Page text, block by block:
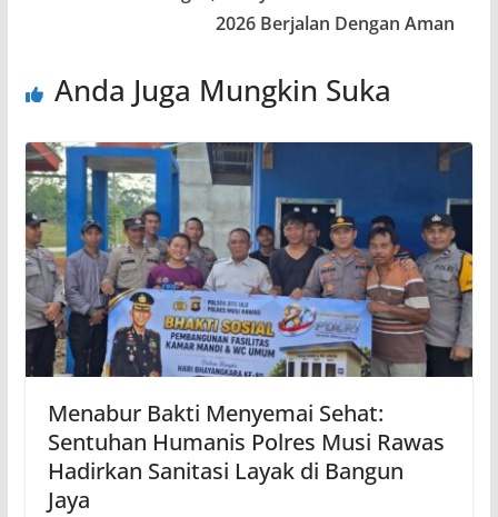
2026 Berjalan Dengan Aman
Anda Juga Mungkin Suka
Menabur Bakti Menyemai Sehat:
Sentuhan Humanis Polres Musi Rawas
Hadirkan Sanitasi Layak di Bangun
Jaya